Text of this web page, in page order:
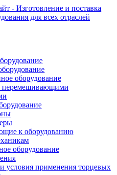
- Изготовление и поставка
для всех отраслей
оборудование
перемешивающими
к оборудованию
оборудование
условия применения торцевых